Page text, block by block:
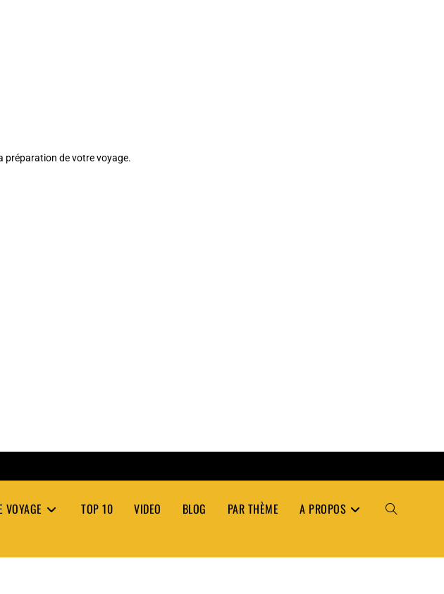
préparation de votre voyage.
VOYAGE TOP 10 VIDEO BLOG PAR THÈME A PROPOS TOGGLE